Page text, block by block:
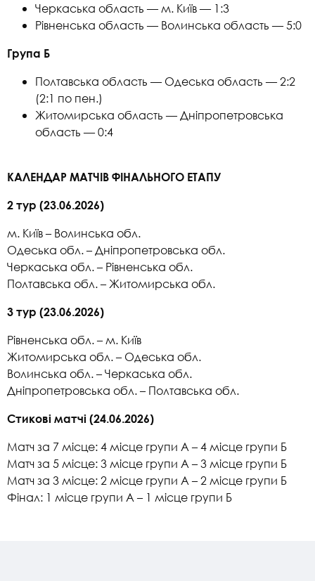
Черкаська область — м. Київ — 1:3
Рівненська область — Волинська область — 5:0
Група Б
Полтавська область — Одеська область — 2:2
(2:1 по пен.)
Житомирська область — Дніпропетровська
область — 0:4
КАЛЕНДАР МАТЧІВ ФІНАЛЬНОГО ЕТАПУ
2 тур (23.06.2026)
м. Київ – Волинська обл.
Одеська обл. – Дніпропетровська обл.
Черкаська обл. – Рівненська обл.
Полтавська обл. – Житомирська обл.
3 тур (23.06.2026)
Рівненська обл. – м. Київ
Житомирська обл. – Одеська обл.
Волинська обл. – Черкаська обл.
Дніпропетровська обл. – Полтавська обл.
Стикові матчі (24.06.2026)
Матч за 7 місце: 4 місце групи А – 4 місце групи Б
Матч за 5 місце: 3 місце групи А – 3 місце групи Б
Матч за 3 місце: 2 місце групи А – 2 місце групи Б
Фінал: 1 місце групи А – 1 місце групи Б